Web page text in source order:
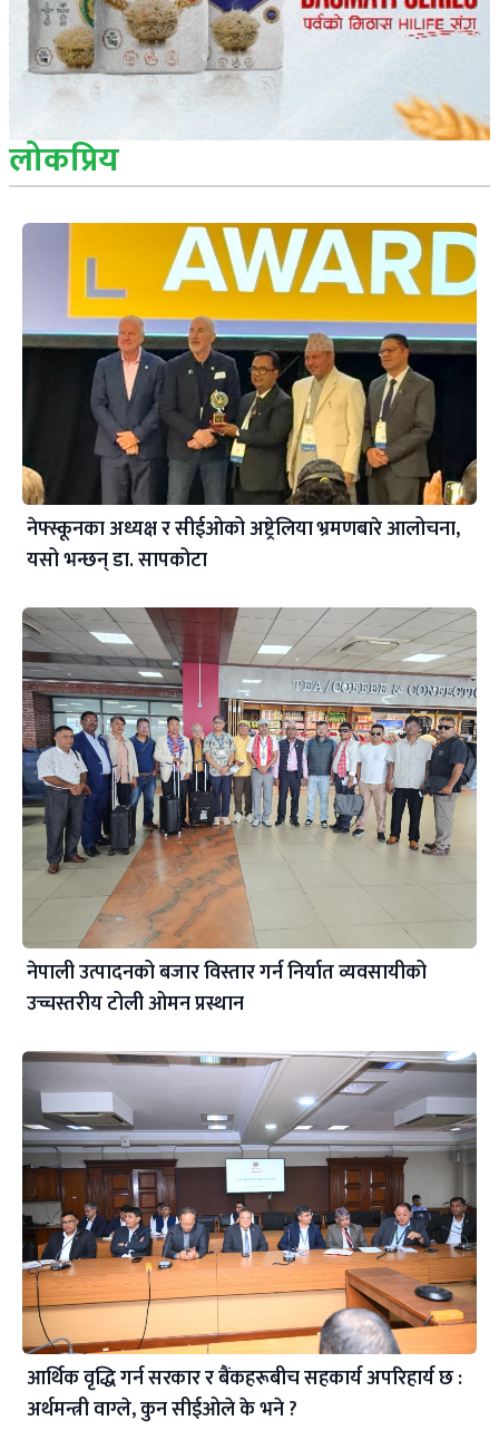
लोकप्रिय
नेफ्स्कूनका अध्यक्ष र सीईओको अष्ट्रेलिया भ्रमणबारे आलोचना,
यसो भन्छन् डा‍. सापकोटा
नेपाली उत्पादनको बजार विस्तार गर्न निर्यात व्यवसायीको
उच्चस्तरीय टोली ओमन प्रस्थान
आर्थिक वृद्धि गर्न सरकार र बैंकहरूबीच सहकार्य अपरिहार्य छ :
अर्थमन्त्री वाग्ले, कुन सीईओले के भने ?